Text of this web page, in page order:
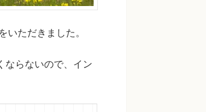
ただきました。
ならないので、イン